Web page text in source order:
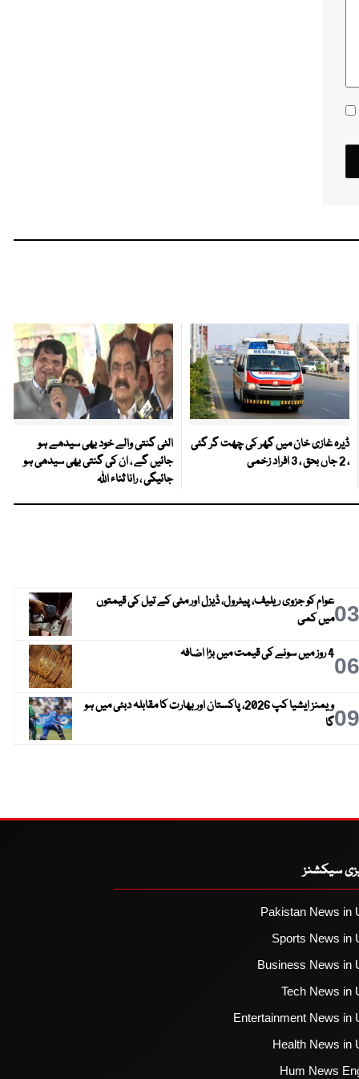
ڈیرہ غازی خان میں گھر کی چھت گر گئی
، 2 جاں بحق ، 3 افراد زخمی
الٹی گنتی والے خود بھی سیدھے ہو
جائیں گے ، ان کی گنتی بھی سیدھی ہو
جائیگی ، رانا ثناء اللہ
03عوام کو جزوی ریلیف، پیٹرول، ڈیزل اور مٹی کے تیل کی قیمتوں
میں کمی
064 روز میں سونے کی قیمت میں بڑا اضافہ
09
ویمنز ایشیا کپ 2026، پاکستان اور بھارت کا مقابلہ دبئی میں ہو
گا
سیکشنز
Pakistan News in
Sports News in
Business News in
Tech News in
Entertainment News in
Health News in
Hum News